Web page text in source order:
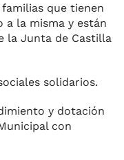
que tienen
a la misma y están
la Junta de Castilla
solidarios.
y dotación
con